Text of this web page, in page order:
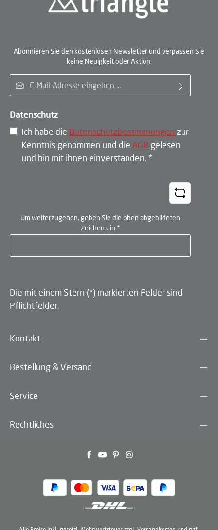
Abonnieren Sie den kostenlosen Newsletter und verpassen Sie
keine Neuigkeit oder Aktion.
Datenschutz
Ich habe die Datenschutzbestimmungen zur
Kenntnis genommen und die AGB gelesen
und bin mit ihnen einverstanden. *
Um weiterzugehen, geben Sie die oben abgebildeten
Zeichen ein *
Die mit einem Stern (*) markierten Felder sind
Pflichtfelder.
Kontakt
Bestellung & Versand
Service
Rechtliches